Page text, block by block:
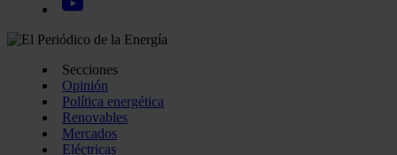
Secciones
Opinión
Política energética
Renovables
Mercados
Eléctricas